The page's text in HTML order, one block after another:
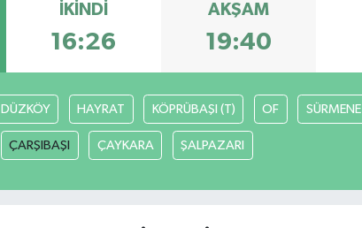
İKINDI
16:26
AKŞAM
19:40
DÜZKÖY HAYRAT KÖPRÜBAŞI (T) OF SÜRMENE
ÇARŞIBAŞI ÇAYKARA ŞALPAZARI